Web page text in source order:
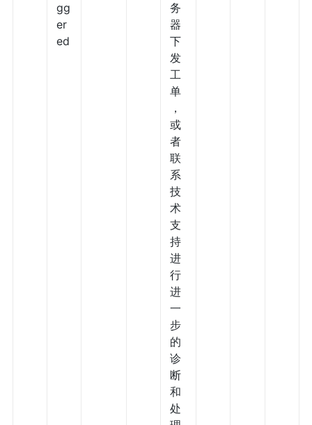
gg
er
ed
务
器
下
发
工
单
，
或
者
联
系
技
术
支
持
进
行
进
一
步
的
诊
断
和
处